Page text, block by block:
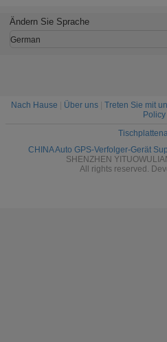
aufspüren, 2G ab
Ändern Sie Sprache
German
Nach Hause Über uns Treten Sie mit
Policy
CHINA Auto GPS-Verfolger-Gerät
SHENZHEN
All rights reserved.